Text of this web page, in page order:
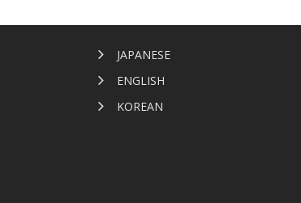
JAPANESE
ENGLISH
KOREAN